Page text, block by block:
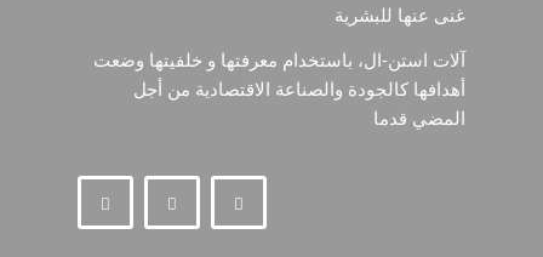
غنى عنها للبشرية
آلات استن-ال، باستخدام معرفتها و خلفيتها وضعت
أهدافها كالجودة والصناعة الاقتصادية من أجل
المضي قدما